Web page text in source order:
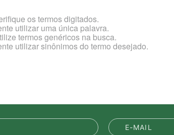
os termos digitados.
utilizar uma única palavra.
termos genéricos na busca.
utilizar sinônimos do termo desejado.